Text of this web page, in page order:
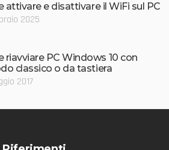
attivare e disattivare il WiFi sul PC
2025
riavviare PC Windows 10 con
classico o da tastiera
2017